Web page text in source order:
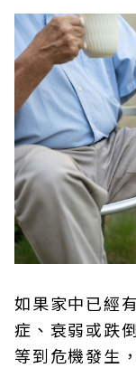
如果家中已經
症、衰弱或跌
等到危機發生